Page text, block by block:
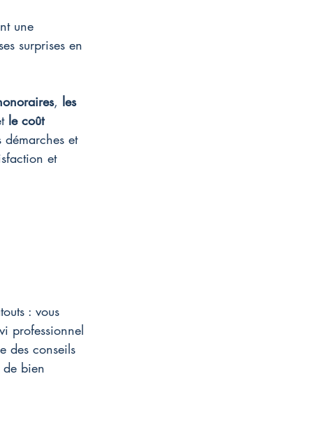
une
surprises en
, les
le coût
et
et
: vous
professionnel
des conseils
de bien